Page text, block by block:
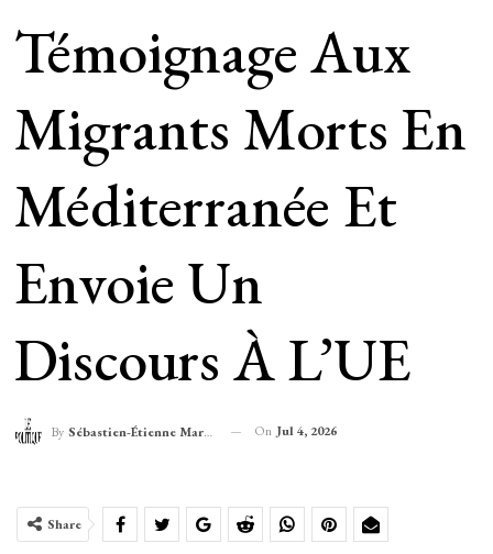
Témoignage Aux
Migrants Morts En
Méditerranée Et
Envoie Un
Discours À L’UE
By Sébastien-Étienne Marechal On Jul 4, 2026
Share